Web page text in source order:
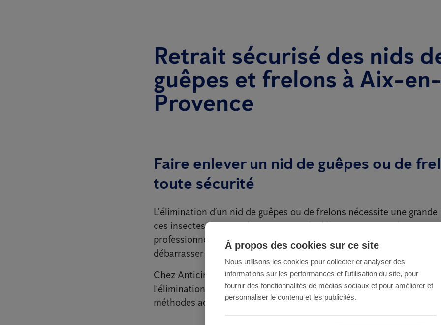
Retrait sécurisé des nids
guêpes et frelons à Aix-en-
Provence
Faire enlever un nid de guêpes ou de
toute sécurité
L’élimination d’un nid de guêpes ou de frelons nécessite une
ces insectes peuvent devenir agressifs s’ils se sentent en danger.
professionnel qualifié est la solution la plus sûre et la plus efficace
débarrasser de manière durable de ces nuisibles.
Chez Anticimex à Aix/Marseille, nos techniciens spécialisés
l’élimination des nids de guêpes, frelons et frelons asiatiques, en
méthodes adaptées et sécurisées.
À propos des cookies sur ce site
Nous utilisons les cookies pour collecter et analyser des
informations sur les performances et l'utilisation du site, pour
fournir des fonctionnalités de médias sociaux et pour améliorer et
personnaliser le contenu et les publicités.